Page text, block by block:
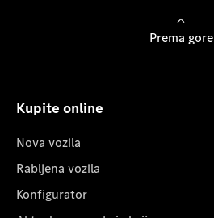
Prema gore
Kupite online
Nova vozila
Rabljena vozila
Konfigurator